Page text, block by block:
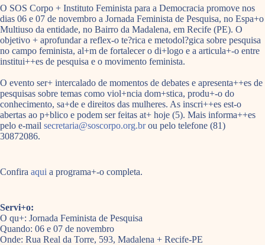
O SOS Corpo + Instituto Feminista para a Democracia promove nos
dias 06 e 07 de novembro a Jornada Feminista de Pesquisa, no Espa+o
Multiuso da entidade, no Bairro da Madalena, em Recife (PE). O
objetivo + aprofundar a reflex-o te?rica e metodol?gica sobre pesquisa
no campo feminista, al+m de fortalecer o di+logo e a articula+-o entre
institui++es de pesquisa e o movimento feminista.
O evento ser+ intercalado de momentos de debates e apresenta++es de
pesquisas sobre temas como viol+ncia dom+stica, produ+-o do
conhecimento, sa+de e direitos das mulheres. As inscri++es est-o
abertas ao p+blico e podem ser feitas at+ hoje (5). Mais informa++es
pelo e-mail secretaria@soscorpo.org.brou pelo telefone (81)
30872086.
Confira aqui a programa+-o completa.
Servi+o:
O qu+: Jornada Feminista de Pesquisa
Quando: 06 e 07 de novembro
Onde: Rua Real da Torre, 593, Madalena + Recife-PE